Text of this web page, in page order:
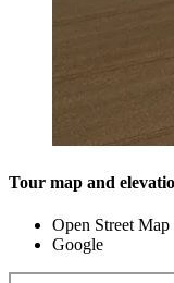
Tour map and
Open Street Map
Google